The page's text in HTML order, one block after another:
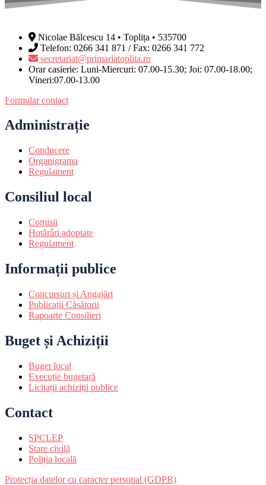
Nicolae Bălcescu 14 • Toplița • 535700
Telefon: 0266 341 871 / Fax: 0266 341 772
secretariat@primariatoplita.ro
Orar casierie: Luni-Miercuri: 07.00-15.30; Joi: 07.00-18.00;
Vineri:07.00-13.00
Formular contact
Administrație
Conducere
Organigrama
Regulament
Consiliul local
Comisii
Hotărâri adoptate
Regulament
Informații publice
Concursuri și Angajări
Publicații Căsătorii
Rapoarte Consilieri
Buget și Achiziții
Buget local
Execuție bugetară
Licitații achiziții publice
Contact
SPCLEP
Stare civilă
Poliția locală
Protecția datelor cu caracter personal (GDPR)